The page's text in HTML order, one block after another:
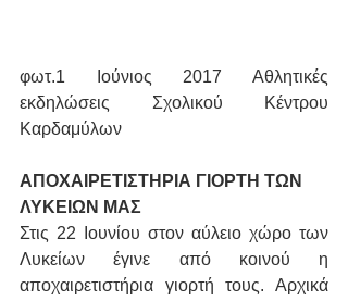
φωτ.1 Ιούνιος 2017 Αθλητικές
εκδηλώσεις Σχολικού Κέντρου
Καρδαμύλων
ΑΠΟΧΑΙΡΕΤΙΣΤΗΡΙΑ ΓΙΟΡΤΗ ΤΩΝ
ΛΥΚΕΙΩΝ ΜΑΣ
Στις 22 Ιουνίου στον αύλειο χώρο των
Λυκείων έγινε από κοινού η
αποχαιρετιστήρια γιορτή τους. Αρχικά